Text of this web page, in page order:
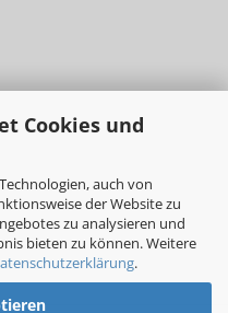
Cookies und
auch von
der Website zu
zu analysieren und
bieten zu können. Weitere
.